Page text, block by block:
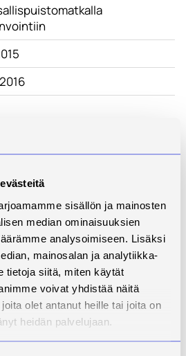
sisällön ja mainosten
median ominaisuuksien
analysoimiseen. Lisäksi
mainosalan ja analytiikka-
tietoja siitä, miten käytät
voivat yhdistää näitä
olet antanut heille tai joita on
heidän palvelujaan.
päätoteuttaja:
Savonia
rahoittajat:
Savon ELY-keskus, ESR-
kunta
kunta